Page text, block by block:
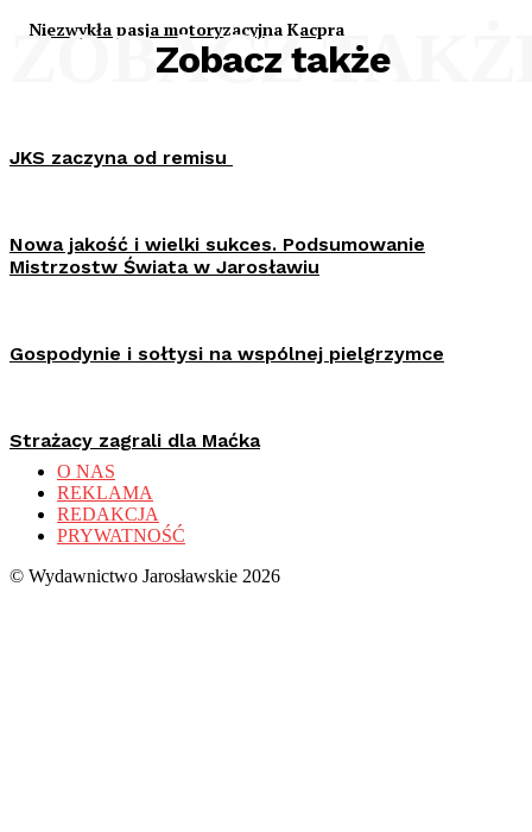
Niezwykła pasja motoryzacyjna Kacpra
Zobacz także
ZOBACZ
JKS zaczyna od remisu
Nowa jakość i wielki sukces. Podsumowanie
Mistrzostw Świata w Jarosławiu
Gospodynie i sołtysi na wspólnej pielgrzymce
Strażacy zagrali dla Maćka
O NAS
REKLAMA
REDAKCJA
PRYWATNOŚĆ
© Wydawnictwo Jarosławskie 2026